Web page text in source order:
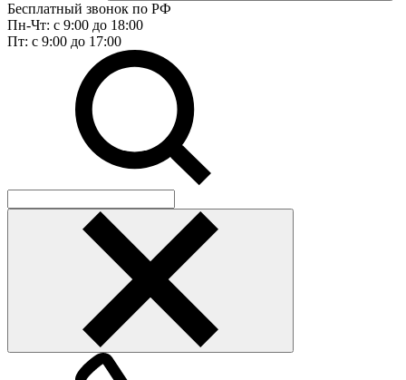
Бесплатный звонок по РФ
Пн-Чт: с 9:00 до 18:00
Пт: с 9:00 до 17:00